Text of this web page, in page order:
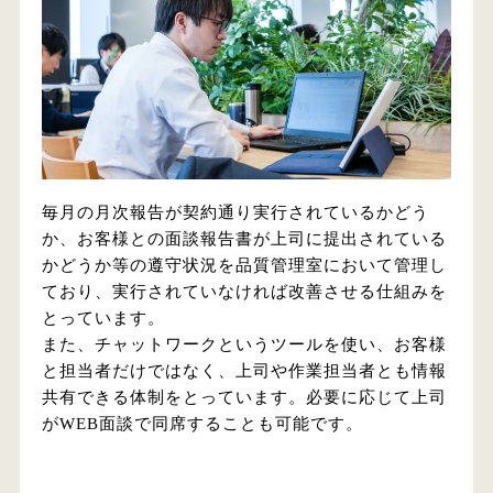
毎月の月次報告が契約通り実行されているかどう
か、お客様との面談報告書が上司に提出されている
かどうか等の遵守状況を品質管理室において管理し
ており、実行されていなければ改善させる仕組みを
とっています。
また、チャットワークというツールを使い、お客様
と担当者だけではなく、上司や作業担当者とも情報
共有できる体制をとっています。必要に応じて上司
がWEB面談で同席することも可能です。